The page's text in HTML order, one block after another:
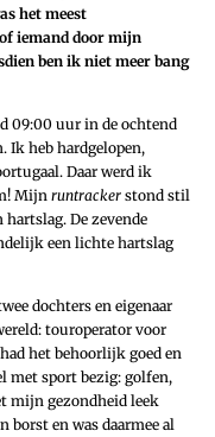
het meest
iemand door mijn
ben ik niet meer bang
09:00 uur in de ochtend
Ik heb hardgelopen,
Daar werd ik
Mijn runtracker stond stil
De zevende
een lichte hartslag
dochters en eigenaar
touroperator voor
het behoorlijk goed en
met sport bezig: golfen,
mijn gezondheid leek
borst en was daarmee al